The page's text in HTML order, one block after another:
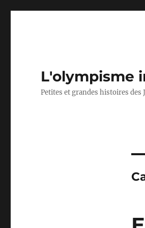
L'olympisme
Petites et grandes histoires des